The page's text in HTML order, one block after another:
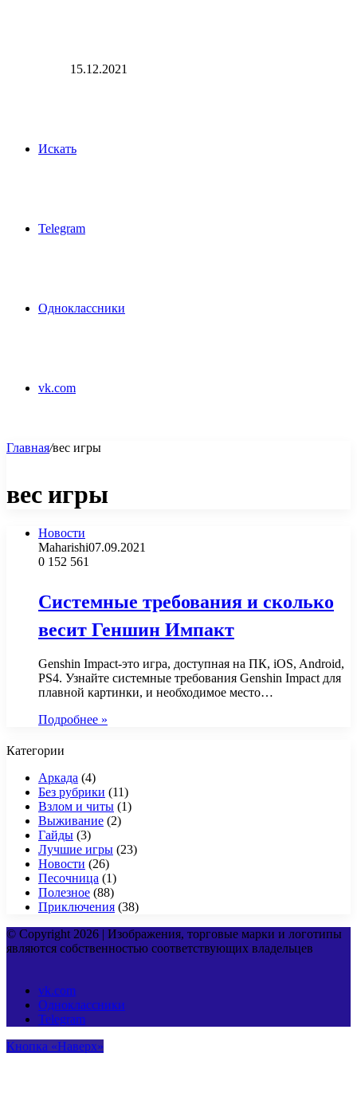
15.12.2021
Искать
Telegram
Одноклассники
vk.com
Главная/вес игры
вес игры
Новости
Maharishi07.09.2021
0 152 561
Системные требования и сколько
весит Геншин Импакт
Genshin Impact-это игра, доступная на ПК, iOS, Android,
PS4. Узнайте системные требования Genshin Impact для
плавной картинки, и необходимое место…
Подробнее »
Категории
Аркада (4)
Без рубрики (11)
Взлом и читы (1)
Выживание (2)
Гайды (3)
Лучшие игры (23)
Новости (26)
Песочница (1)
Полезное (88)
Приключения (38)
© Copyright 2026 | Изображения, торговые марки и логотипы
являются собственностью соответствующих владельцев
vk.com
Одноклассники
Telegram
Кнопка «Наверх»